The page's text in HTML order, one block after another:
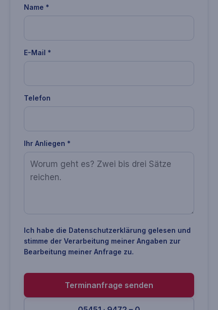
Name *
E-Mail *
Telefon
Ihr Anliegen *
Ich habe die Datenschutzerklärung gelesen und
stimme der Verarbeitung meiner Angaben zur
Bearbeitung meiner Anfrage zu.
Terminanfrage senden